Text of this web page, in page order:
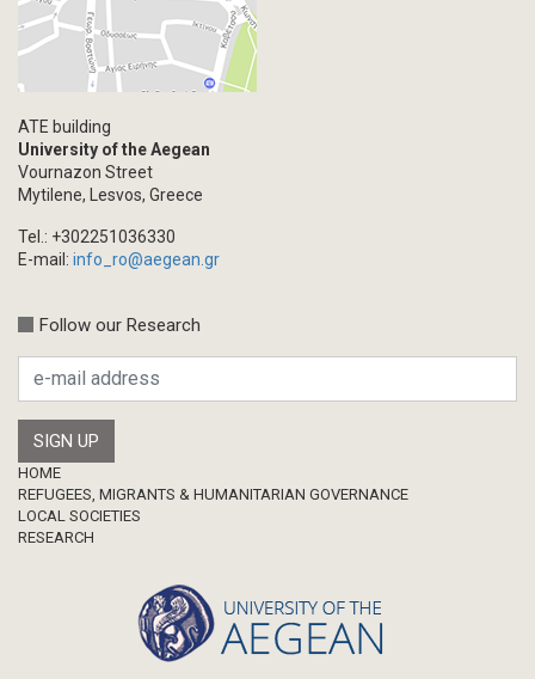
ATE building
University of the Aegean
Vournazon Street
Mytilene, Lesvos, Greece
Tel.: +302251036330
E-mail: info_ro@aegean.gr
Follow our Research
Footer
HOME
REFUGEES, MIGRANTS & HUMANITARIAN GOVERNANCE
LOCAL SOCIETIES
RESEARCH